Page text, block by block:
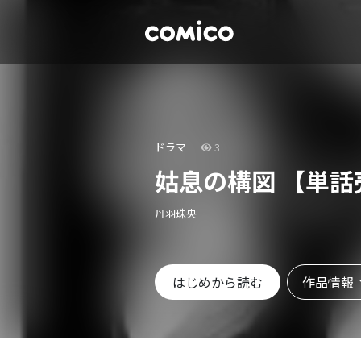
ドラマ 3
姑息の構図 【単
丹羽珠央
はじめから読む 作品情報